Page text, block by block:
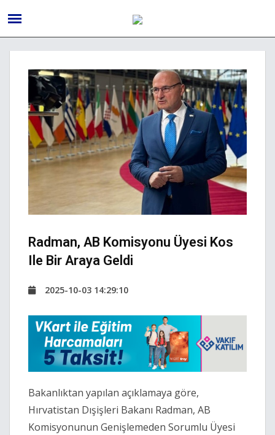
Radman, AB Komisyonu Üyesi Kos
Ile Bir Araya Geldi
2025-10-03 14:29:10
Bakanlıktan yapılan açıklamaya göre,
Hırvatistan Dışişleri Bakanı Radman, AB
Komisyonunun Genişlemeden Sorumlu Üyesi